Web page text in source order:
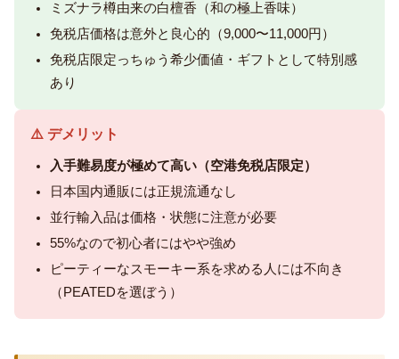
ミズナラ樽由来の白檀香（和の極上香味）
免税店価格は意外と良心的（9,000〜11,000円）
免税店限定っちゅう希少価値・ギフトとして特別感
あり
⚠️ デメリット
入手難易度が極めて高い（空港免税店限定）
日本国内通販には正規流通なし
並行輸入品は価格・状態に注意が必要
55%なので初心者にはやや強め
ピーティーなスモーキー系を求める人には不向き
（PEATEDを選ぼう）